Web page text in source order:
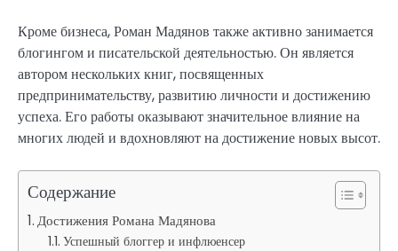
Кроме бизнеса, Роман Мадянов также активно занимается
блогингом и писательской деятельностью. Он является
автором нескольких книг, посвященных
предпринимательству, развитию личности и достижению
успеха. Его работы оказывают значительное влияние на
многих людей и вдохновляют на достижение новых высот.
Содержание
Достижения Романа Мадянова
Успешный блоггер и инфлюенсер